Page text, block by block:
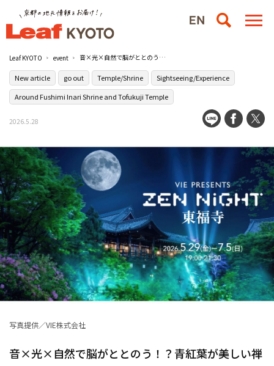
Leaf KYOTO event 音×光×自然で脳がととのう！？青紅葉が美しい禅寺でサウンドアートナイトイベント『ZEN NIGHT 東福寺』が開催／東福寺
New article go out Temple/Shrine
Sightseeing/Experience
Around Fushimi Inari Shrine and Tofukuji Temple
2026.5.28
写真提供／VIE株式会社
音×光×自然で脳がととのう！？青紅葉が美しい禅